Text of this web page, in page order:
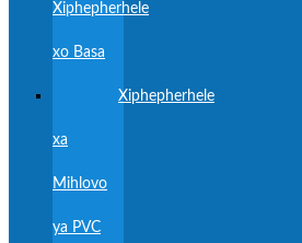
Xiphepherhele
xo Basa
Xiphepherhele
xa
Mihlovo
ya PVC